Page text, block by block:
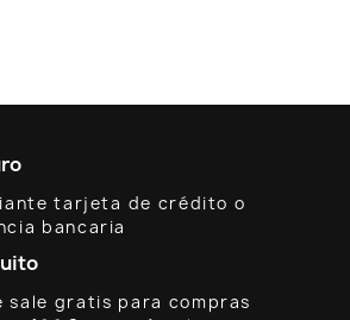
tarjeta de crédito o
bancaria
sale gratis para compras